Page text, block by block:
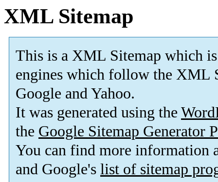
XML Sitemap
This is a XML Sitemap which is
engines which follow the XML
Google and Yahoo.
It was generated using the
the Google Sitemap Generator
You can find more information
and Google's list of sitemap